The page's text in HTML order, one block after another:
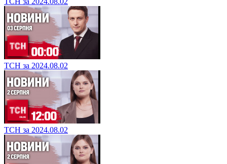
ТСН за 2024.08.02
ТСН за 2024.08.02